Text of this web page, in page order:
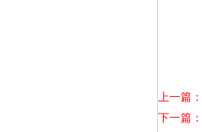
上一篇：
下一篇：